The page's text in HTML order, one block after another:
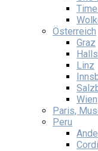
Österreich
Graz
Linz
Wien
Paris,
Peru